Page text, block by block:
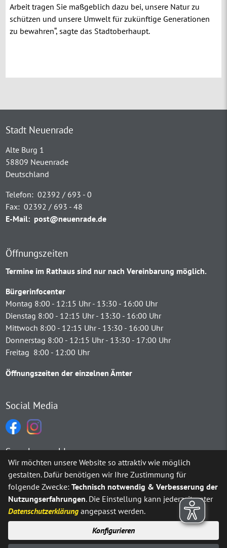
Arbeit tragen Sie maßgeblich dazu bei, unsere Natur zu
schützen und unsere Umwelt für zukünftige Generationen
zu bewahren“, sagte das Stadtoberhaupt.
Stadt Neuenrade
Alte Burg 1
58809 Neuenrade
Deutschland
Telefon: 02392 / 693 - 0
Fax: 02392 / 693 - 48
E-Mail: post@neuenrade.de
Öffnungszeiten
Termine im Rathaus sind nur nach Vereinbarung möglich.
Bürgerinfocenter
Montag 8:00 - 12:15 Uhr - 13:30 - 16:00 Uhr
Dienstag 8:00 - 12:15 Uhr - 13:30 - 16:00 Uhr
Mittwoch 8:00 - 12:15 Uhr - 13:30 - 16:00 Uhr
Donnerstag 8:00 - 12:15 Uhr - 13:30 - 17:00 Uhr
Freitag 8:00 - 12:00 Uhr
Öffnungszeiten der einzelnen Ämter
Social Media
Sprachauswahl
Möchten Sie vonGoogle Translate bereitgestellte externe
Ja Immer
Wir möchten unsere Website so attraktiv wie möglich
gestalten. Dafür benötigen wir Ihre Zustimmung für
folgende Zwecke:Technisch notwendig & Verbesserung der
Nutzungserfahrungen. Die Einstellung kann jederzeit unter
Datenschutzerklärung angepasst werden.
Konfigurieren